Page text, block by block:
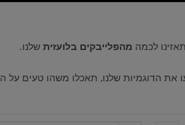
לכמה מהפלייבקים בלועזית שלנו.
את הדוגמיות שלנו, תאכלו משהו טעים על